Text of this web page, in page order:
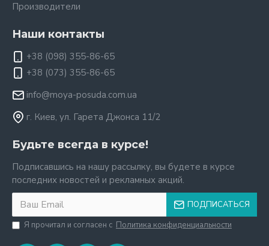
Производители
Наши контакты
+38 (098) 355-86-65
+38 (073) 355-86-65
info@moya-posuda.com.ua
г. Киев, ул. Гарета Джонса 11/2
Будьте всегда в курсе!
Подписавшись на нашу рассылку, вы будете в курсе
последних новостей и рекламных акций.
ПОДПИСАТЬСЯ
Я прочитал и согласен с Политика конфиденциальности